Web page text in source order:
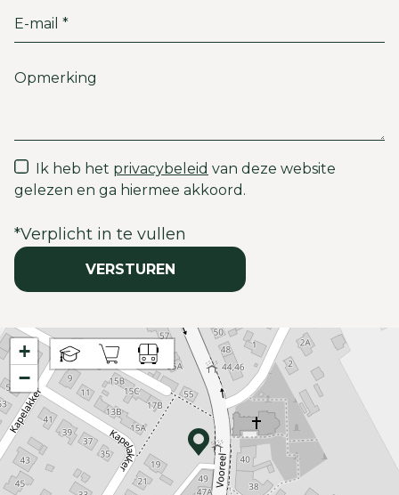
Ik heb het privacybeleid van deze website
gelezen en ga hiermee akkoord.
*Verplicht in te vullen
VERSTUREN
+
−